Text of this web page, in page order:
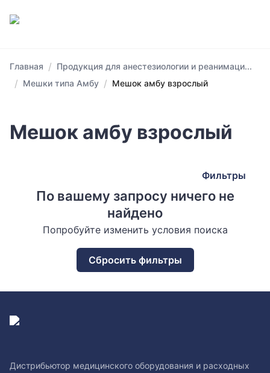
Главная / Продукция для анестезиологии и реанимаци...
/ Мешки типа Амбу / Мешок амбу взрослый
Мешок амбу взрослый
Фильтры
По вашему запросу ничего не
найдено
Попробуйте изменить условия поиска
Сбросить фильтры
Дистрибьютор медицинского оборудования и расходных